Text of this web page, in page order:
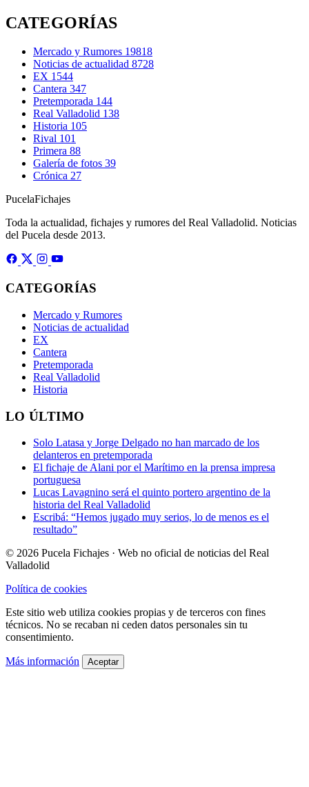
CATEGORÍAS
Mercado y Rumores 19818
Noticias de actualidad 8728
EX 1544
Cantera 347
Pretemporada 144
Real Valladolid 138
Historia 105
Rival 101
Primera 88
Galería de fotos 39
Crónica 27
PucelaFichajes
Toda la actualidad, fichajes y rumores del Real Valladolid. Noticias
del Pucela desde 2013.
CATEGORÍAS
Mercado y Rumores
Noticias de actualidad
EX
Cantera
Pretemporada
Real Valladolid
Historia
LO ÚLTIMO
Solo Latasa y Jorge Delgado no han marcado de los
delanteros en pretemporada
El fichaje de Alani por el Marítimo en la prensa impresa
portuguesa
Lucas Lavagnino será el quinto portero argentino de la
historia del Real Valladolid
Escribá: “Hemos jugado muy serios, lo de menos es el
resultado”
© 2026 Pucela Fichajes · Web no oficial de noticias del Real
Valladolid
Política de cookies
Este sitio web utiliza cookies propias y de terceros con fines
técnicos. No se recaban ni ceden datos personales sin tu
consentimiento.
Más información Aceptar